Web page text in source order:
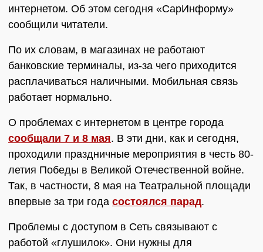
интернетом. Об этом сегодня «СарИнформу»
сообщили читатели.
По их словам, в магазинах не работают
банковские терминалы, из-за чего приходится
расплачиваться наличными. Мобильная связь
работает нормально.
О проблемах с интернетом в центре города
сообщали 7 и 8 мая. В эти дни, как и сегодня,
проходили праздничные мероприятия в честь 80-
летия Победы в Великой Отечественной войне.
Так, в частности, 8 мая на Театральной площади
впервые за три года состоялся парад.
Проблемы с доступом в Сеть связывают с
работой «глушилок». Они нужны для